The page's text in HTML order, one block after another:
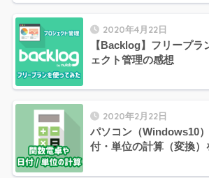
2020年4月22日
【Backlog】フリープラ
ェクト管理の感想
2020年2月22日
パソコン（Windows10
付・単位の計算（変換）